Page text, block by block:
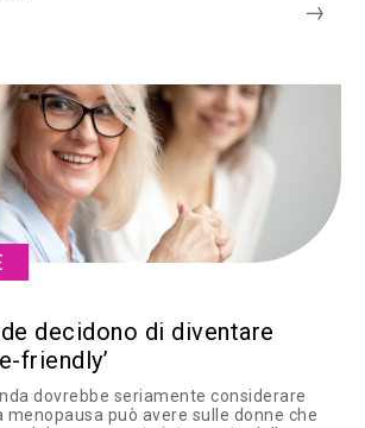
decidono di diventare
friendly’
dovrebbe seriamente considerare
menopausa può avere sulle donne che